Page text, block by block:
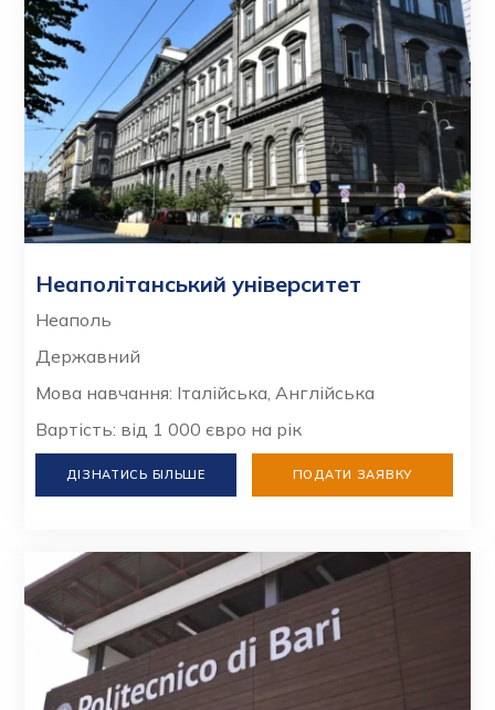
Неаполітанський університет
Неаполь
Державний
Мова навчання: Італійська, Англійська
Вартість: від 1 000 євро на рік
ДІЗНАТИСЬ БІЛЬШЕ ПОДАТИ ЗАЯВКУ